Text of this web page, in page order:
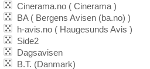
Cinerama.no ( Cinerama )
BA ( Bergens Avisen (ba.no) )
h-avis.no ( Haugesunds Avis )
Side2
Dagsavisen
B.T. (Danmark)